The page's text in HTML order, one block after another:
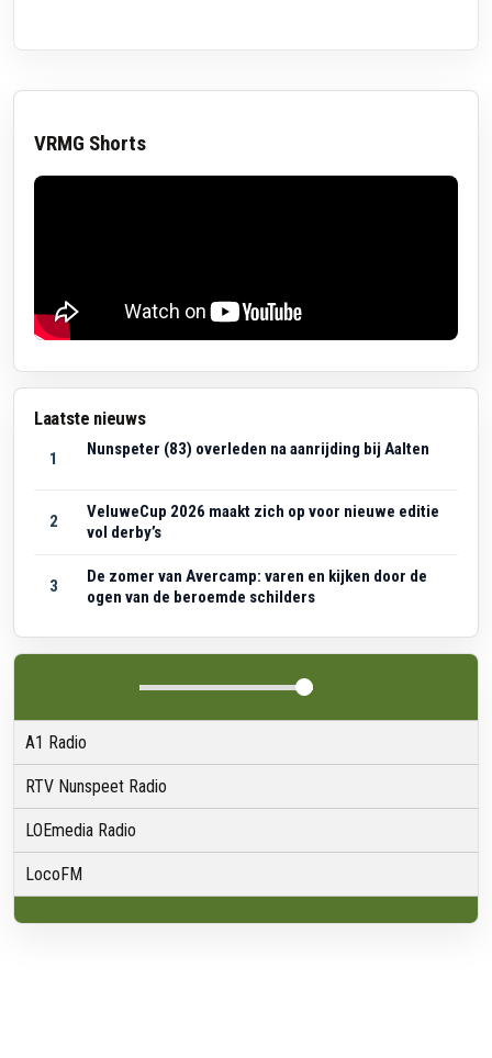
VRMG Shorts
Laatste nieuws
1 Nunspeter (83) overleden na aanrijding bij Aalten
2
VeluweCup 2026 maakt zich op voor nieuwe editie
vol derby’s
3
De zomer van Avercamp: varen en kijken door de
ogen van de beroemde schilders
A1 Radio
RTV Nunspeet Radio
LOEmedia Radio
LocoFM